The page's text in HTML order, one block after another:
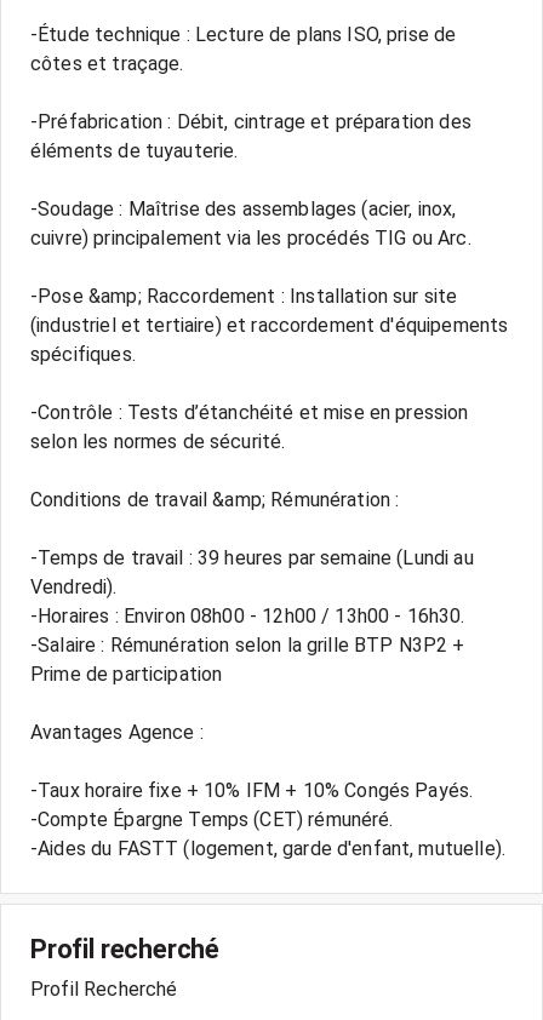
-Étude technique : Lecture de plans ISO, prise de
côtes et traçage.
-Préfabrication : Débit, cintrage et préparation des
éléments de tuyauterie.
-Soudage : Maîtrise des assemblages (acier, inox,
cuivre) principalement via les procédés TIG ou Arc.
-Pose &amp; Raccordement : Installation sur site
(industriel et tertiaire) et raccordement d'équipements
spécifiques.
-Contrôle : Tests d’étanchéité et mise en pression
selon les normes de sécurité.
Conditions de travail &amp; Rémunération :
-Temps de travail : 39 heures par semaine (Lundi au
Vendredi).
-Horaires : Environ 08h00 - 12h00 / 13h00 - 16h30.
-Salaire : Rémunération selon la grille BTP N3P2 +
Prime de participation
Avantages Agence :
-Taux horaire fixe + 10% IFM + 10% Congés Payés.
-Compte Épargne Temps (CET) rémunéré.
Profil recherché
Profil Recherché